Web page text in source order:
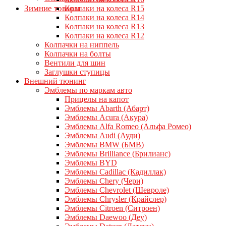
Зимние товарыКолпаки на колеса R15
Колпаки на колеса R14
Колпаки на колеса R13
Колпаки на колеса R12
Колпачки на ниппель
Колпачки на болты
Вентили для шин
Заглушки ступицы
Внешний тюнинг
Эмблемы по маркам авто
Прицелы на капот
Эмблемы Abarth (Абарт)
Эмблемы Acura (Акура)
Эмблемы Alfa Romeo (Альфа Ромео)
Эмблемы Audi (Ауди)
Эмблемы BMW (БМВ)
Эмблемы Brilliance (Брилианс)
Эмблемы BYD
Эмблемы Cadillac (Кадиллак)
Эмблемы Chery (Чери)
Эмблемы Chevrolet (Шевроле)
Эмблемы Chrysler (Крайслер)
Эмблемы Citroen (Ситроен)
Эмблемы Daewoo (Деу)